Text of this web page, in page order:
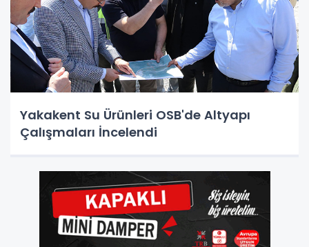
Yakakent Su Ürünleri OSB'de Altyapı
Çalışmaları İncelendi